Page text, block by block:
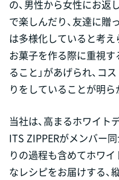
の、男性から女性にお返
で楽しんだり、友達に贈
は多様化していると考え
お菓子を作る際に重視す
ること」があげられ、コ
りをしていることが明ら
当社は、高まるホワイト
ITS ZIPPERがメンバー
りの過程も含めてホワ
なレシピをお届けする、